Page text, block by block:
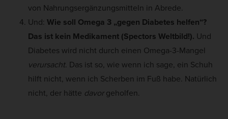
von Nahrungsergänzungsmitteln in Abrede.
Und: Wie soll Omega 3 „gegen Diabetes helfen“?
Das ist kein Medikament (Spectors Weltbild!). Und
Diabetes wird nicht durch einen Omega-3-Mangel
verursacht. Das ist so, wie wenn ich sage, ein Schuh
hilft nicht, wenn ich Scherben im Fuß habe. Natürlich
nicht, der hätte davor geholfen.